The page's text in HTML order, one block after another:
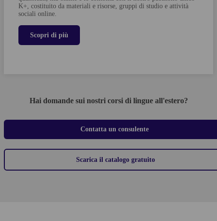
K+, costituito da materiali e risorse, gruppi di studio e attività
sociali online.
Scopri di più
Hai domande sui nostri corsi di lingue all'estero?
Contatta un consulente
Scarica il catalogo gratuito